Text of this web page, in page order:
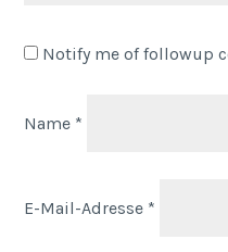
Notify me of followup
Name *
E-Mail-Adresse *